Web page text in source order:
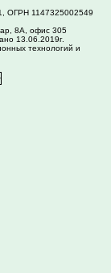
ОГРН 1147325002549
8А, офис 305
13.06.2019г.
технологий и